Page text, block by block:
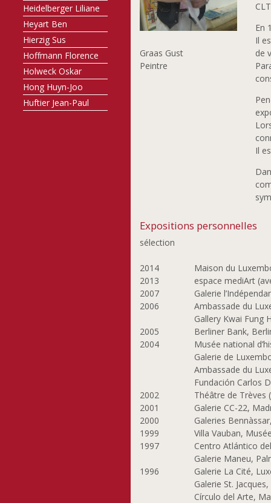
Heidelberger Liliane
Heyart Ben
Hierzig Sus
Hoffmann Florence
Holweck Oskar
Hong Huyn-Joo
Huftier Jean-Paul
Graas Gust
Peintre
En
Il
de
Il
Expositions personnelles
sélection
2014
Maison du
2013
espace mediArt
2007
Galerie
2006
Ambassade du
Gallery Kwai Fung
2005
Berliner Bank,
2004
Musée national
Galerie de
Ambassade du
Fundación Carlos
2002
Théâtre de Trèves
2001
Galerie CC-22,
2000
Galeries
1999
Villa Vauban,
1997
Centro Atlántico
Galerie Maneu,
1996
Galerie La Cité,
Galerie St.
Círculo del Arte,